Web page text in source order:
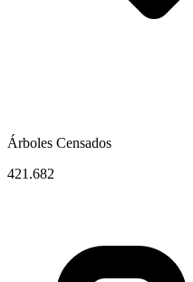
Árboles Censados
421.682